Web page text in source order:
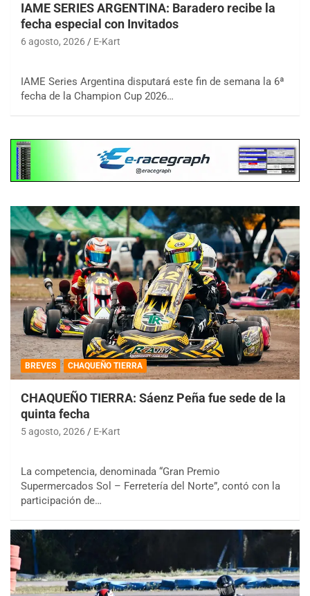
IAME SERIES ARGENTINA: Baradero recibe la
fecha especial con Invitados
6 agosto, 2026 E-Kart
IAME Series Argentina disputará este fin de semana la 6ª
fecha de la Champion Cup 2026…
BREVES CHAQUEÑO TIERRA
CHAQUEÑO TIERRA: Sáenz Peña fue sede de la
quinta fecha
5 agosto, 2026 E-Kart
La competencia, denominada “Gran Premio
Supermercados Sol – Ferretería del Norte”, contó con la
participación de…